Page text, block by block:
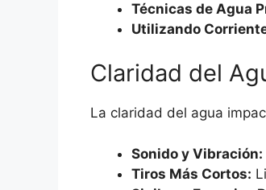
Técnicas de Agua
Utilizando
Claridad del
La claridad del agua
Sonido y Vibración:
Tiros Más Cortos: